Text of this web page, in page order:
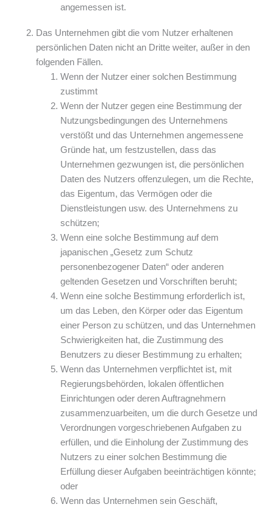
angemessen ist.
Das Unternehmen gibt die vom Nutzer erhaltenen
persönlichen Daten nicht an Dritte weiter, außer in den
folgenden Fällen.
Wenn der Nutzer einer solchen Bestimmung
zustimmt
Wenn der Nutzer gegen eine Bestimmung der
Nutzungsbedingungen des Unternehmens
verstößt und das Unternehmen angemessene
Gründe hat, um festzustellen, dass das
Unternehmen gezwungen ist, die persönlichen
Daten des Nutzers offenzulegen, um die Rechte,
das Eigentum, das Vermögen oder die
Dienstleistungen usw. des Unternehmens zu
schützen;
Wenn eine solche Bestimmung auf dem
japanischen „Gesetz zum Schutz
personenbezogener Daten“ oder anderen
geltenden Gesetzen und Vorschriften beruht;
Wenn eine solche Bestimmung erforderlich ist,
um das Leben, den Körper oder das Eigentum
einer Person zu schützen, und das Unternehmen
Schwierigkeiten hat, die Zustimmung des
Benutzers zu dieser Bestimmung zu erhalten;
Wenn das Unternehmen verpflichtet ist, mit
Regierungsbehörden, lokalen öffentlichen
Einrichtungen oder deren Auftragnehmern
zusammenzuarbeiten, um die durch Gesetze und
Verordnungen vorgeschriebenen Aufgaben zu
erfüllen, und die Einholung der Zustimmung des
Nutzers zu einer solchen Bestimmung die
Erfüllung dieser Aufgaben beeinträchtigen könnte;
oder
Wenn das Unternehmen sein Geschäft,